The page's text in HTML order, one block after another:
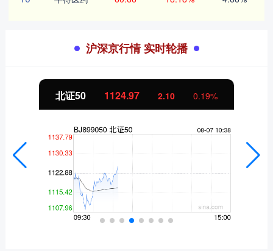
沪深京行情 实时轮播
北证50 1124.96 2.09 0.19%